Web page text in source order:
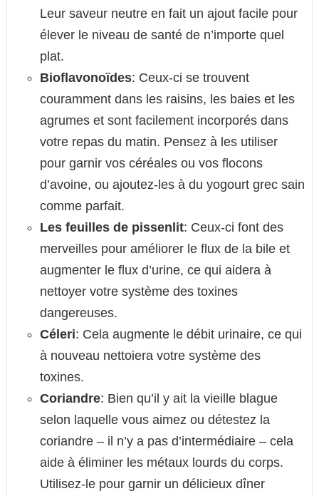
Leur saveur neutre en fait un ajout facile pour
élever le niveau de santé de n’importe quel
plat.
Bioflavonoïdes: Ceux-ci se trouvent
couramment dans les raisins, les baies et les
agrumes et sont facilement incorporés dans
votre repas du matin. Pensez à les utiliser
pour garnir vos céréales ou vos flocons
d’avoine, ou ajoutez-les à du yogourt grec sain
comme parfait.
Les feuilles de pissenlit: Ceux-ci font des
merveilles pour améliorer le flux de la bile et
augmenter le flux d’urine, ce qui aidera à
nettoyer votre système des toxines
dangereuses.
Céleri: Cela augmente le débit urinaire, ce qui
à nouveau nettoiera votre système des
toxines.
Coriandre: Bien qu’il y ait la vieille blague
selon laquelle vous aimez ou détestez la
coriandre – il n’y a pas d’intermédiaire – cela
aide à éliminer les métaux lourds du corps.
Utilisez-le pour garnir un délicieux dîner